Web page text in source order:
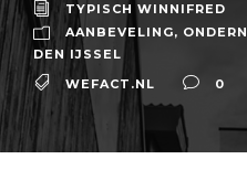
TYPISCH WINNIFRED
AANBEVELING,
DEN IJSSEL
WEFACT.NL
0